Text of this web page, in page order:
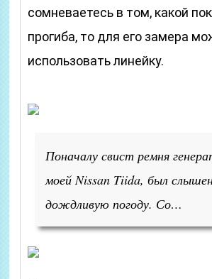
сомневаетесь в том, какой
прогиба, то для его замера
использовать линейку.
Поначалу свист ремня
моей Nissan Tiida, был
дождливую погоду. Со…